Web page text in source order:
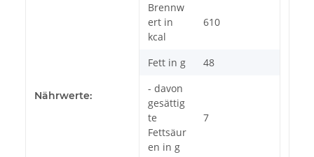
Nährwerte:
Brennw
ert in
kcal
610
Fett in g
48
- davon
gesättig
te
Fettsäur
en in g
7